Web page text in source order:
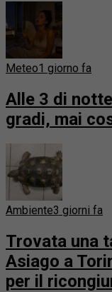
Meteo1 giorno fa
Alle 3 di
gradi, mai
Ambiente3 giorni fa
Trovata una
Asiago a
per il